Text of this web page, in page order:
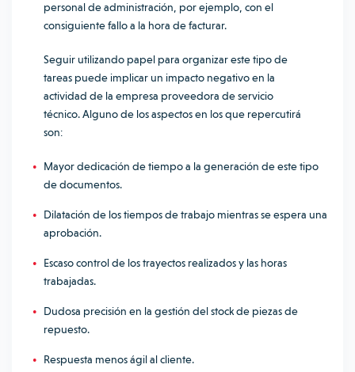
personal de administración, por ejemplo, con el
consiguiente fallo a la hora de facturar.
Seguir utilizando papel para organizar este tipo de
tareas puede implicar un impacto negativo en la
actividad de la empresa proveedora de servicio
técnico. Alguno de los aspectos en los que repercutirá
son:
Mayor dedicación de tiempo a la generación de este tipo
de documentos.
Dilatación de los tiempos de trabajo mientras se espera una
aprobación.
Escaso control de los trayectos realizados y las horas
trabajadas.
Dudosa precisión en la gestión del stock de piezas de
repuesto.
Respuesta menos ágil al cliente.